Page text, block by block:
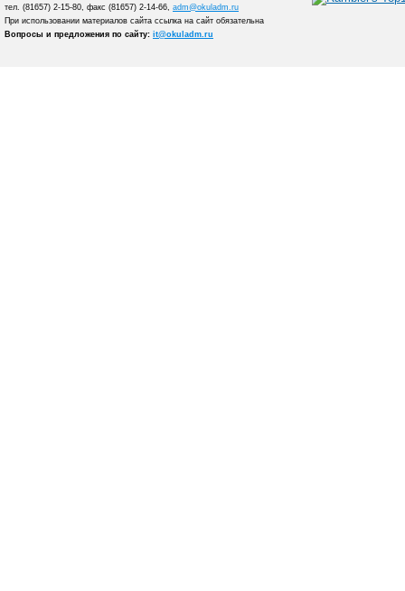
тел. (81657) 2-15-80, факс (81657) 2-14-66, adm@okuladm.ru
При использовании материалов сайта ссылка на сайт обязательна
Вопросы и предложения по сайту: it@okuladm.ru